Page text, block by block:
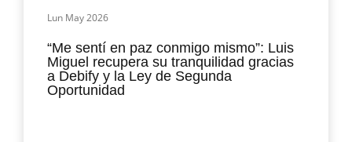
Lun May 2026
“Me sentí en paz conmigo mismo”: Luis
Miguel recupera su tranquilidad gracias
a Debify y la Ley de Segunda
Oportunidad